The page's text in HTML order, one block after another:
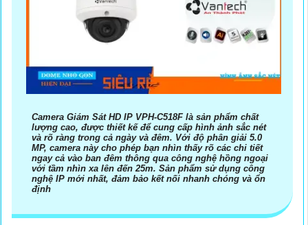
Camera Giám Sát HD IP VPH-C518F là sản phẩm chất
lượng cao, được thiết kế để cung cấp hình ảnh sắc nét
và rõ ràng trong cả ngày và đêm. Với độ phân giải 5.0
MP, camera này cho phép bạn nhìn thấy rõ các chi tiết
ngay cả vào ban đêm thông qua công nghệ hồng ngoại
với tầm nhìn xa lên đến 25m. Sản phẩm sử dụng công
nghệ IP mới nhất, đảm bảo kết nối nhanh chóng và ổn
định